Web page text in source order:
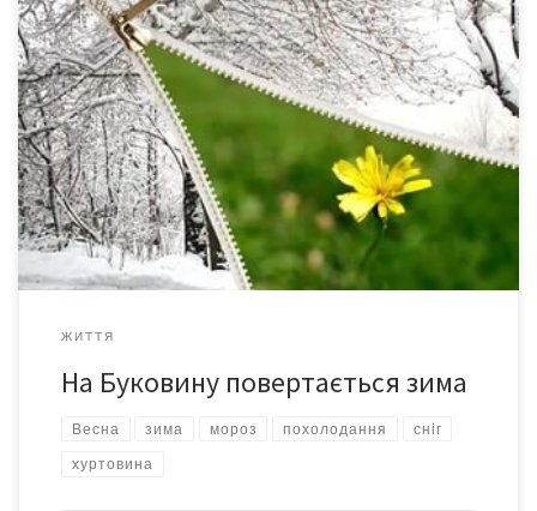
17-19 березня в Україні очікуються сильні хуртовини,
внаслідок яких товщина снігового покриву в деяких областях у
неділю може досягти 20-25 см. Очікують зростання загрози
порушення руху транспорту до “жовтого” і “червоного” рівня.
Про це повідомляє у Facebook прес-служба Укравтодору.
“Внаслідок впливу двох активних південно-західних циклонів в
Україні 17-19 березня 2018 […]
ЖИТТЯ
На Буковину повертається зима
Весна зима мороз похолодання сніг
хуртовина